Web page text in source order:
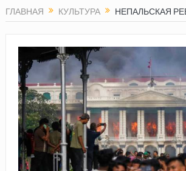
ГЛАВНАЯ КУЛЬТУРА НЕПАЛЬСКАЯ